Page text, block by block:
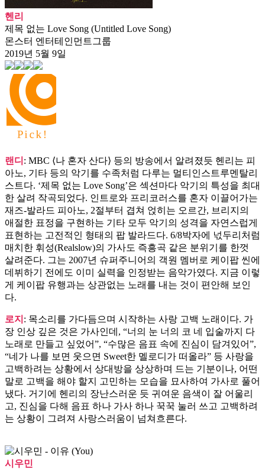
헨리
제목 없는 Love Song (Untitled Love Song)
몬스터 엔터테인먼트그룹
2019년 5월 9일
랜디 : MBC ⟨나 혼자 산다⟩ 등의 방송에서 알려졌듯 헨리는 피
아노, 기타 등의 악기를 수족처럼 다루는 멀티인스트루멘탈리
스트다. ‘제목 없는 Love Song’은 섹션마다 악기의 특성을 최대
한 살려 작곡되었다. 인트로와 프리코러스를 혼자 이끌어가는
재즈-발라드 피아노, 2절부터 겹쳐 얹히는 오르간, 브리지의
애절한 표정을 구현하는 기타 모두 악기의 성격을 자연스럽게
표현하는 고전적인 형태의 팝 발라드다. 6/8박자에 넋두리처럼
매치한 휘성(Realslow)의 가사도 즉흥곡 같은 분위기를 한껏
살려준다. 그는 2007년 슈퍼주니어의 객원 멤버로 케이팝 씬에
데뷔하기 전에도 이미 실력을 인정받는 음악가였다. 지금 이렇
게 케이팝 유행과는 상관없는 노래를 내는 것이 편안해 보인
다.
로지 : 목소리를 가다듬으며 시작하는 사랑 고백 노래이다. 가
장 인상 깊은 것은 가사인데, “너의 눈 너의 코 네 입술까지 다
노래로 만들고 싶었어”, “수많은 음표 속에 진심이 담겨있어”,
“네가 나를 보면 웃으면 Sweet한 멜로디가 떠올라” 등 사랑을
고백하려는 상황에서 상대방을 상상하며 드는 기분이나, 어떤
말로 고백을 해야 할지 고민하는 모습을 묘사하여 가사로 풀어
냈다. 거기에 헨리의 장난스러운 듯 귀여운 음색이 잘 어울리
고, 진심을 다해 음표 하나 가사 하나 꾹꾹 눌러 쓰고 고백하려
는 상황이 그려져 사랑스러움이 넘쳐흐른다.
시우민